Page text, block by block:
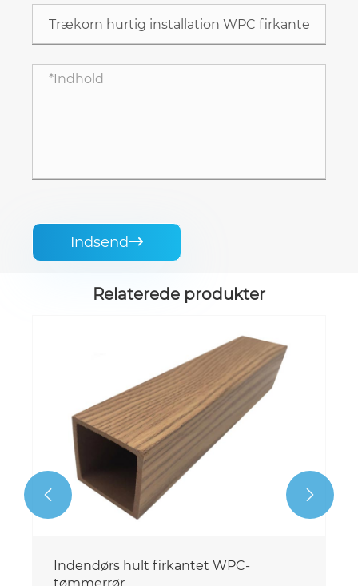
Indsend
Relaterede produkter
Indendørs hult firkantet WPC-
 